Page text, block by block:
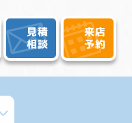
見積
相談
来店
予約